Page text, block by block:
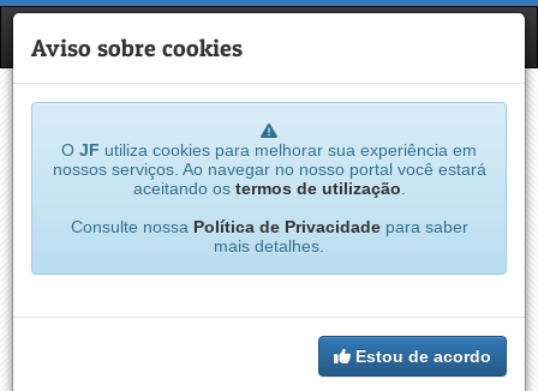
JF
Aviso sobre cookies
O JF utiliza cookies para melhorar sua experiência em
nossos serviços. Ao navegar no nosso portal você estará
aceitando os termos de utilização
Consulte nossa Política de Privacidadepara saber
mais detalhes.
Estou de acordo